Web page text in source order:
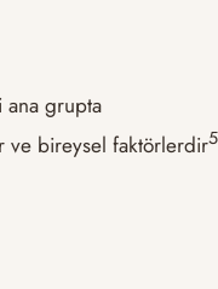
grupta
ve bireysel faktörlerdir​5​